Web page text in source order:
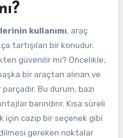
kullanımı, araç
tartışılan bir konudur.
güvenilir mi? Öncelikle,
bir araçtan alınan ve
Bu durum, bazı
barındırır. Kısa süreli
için cazip bir seçenek gibi
gereken noktalar